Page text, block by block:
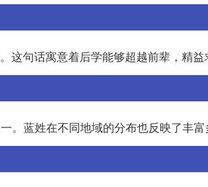
这句话寓意着后学能够超越前辈，精益
蓝姓在不同地域的分布也反映了丰富